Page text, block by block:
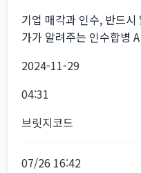
기업 매각과 인수, 반드
가가 알려주는 인수합병
2024-11-29
04:31
브릿지코드
07/26 16:42